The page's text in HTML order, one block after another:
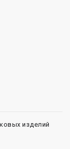
изделий